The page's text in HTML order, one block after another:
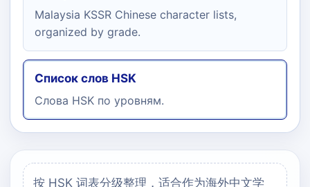
Malaysia KSSR Chinese character lists,
organized by grade.
Список слов HSK
Слова HSK по уровням.
按 HSK 词表分级整理，适合作为海外中文学